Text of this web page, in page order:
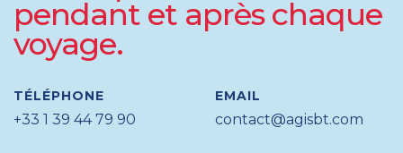
pendant et après chaque
voyage.
TÉLÉPHONE
+33 1 39 44 79 90
EMAIL
contact@agisbt.com